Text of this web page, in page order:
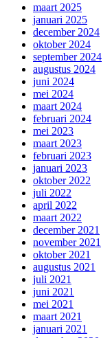
maart 2025
januari 2025
december 2024
oktober 2024
september 2024
augustus 2024
juni 2024
mei 2024
maart 2024
februari 2024
mei 2023
maart 2023
februari 2023
januari 2023
oktober 2022
juli 2022
april 2022
maart 2022
december 2021
november 2021
oktober 2021
augustus 2021
juli 2021
juni 2021
mei 2021
maart 2021
januari 2021